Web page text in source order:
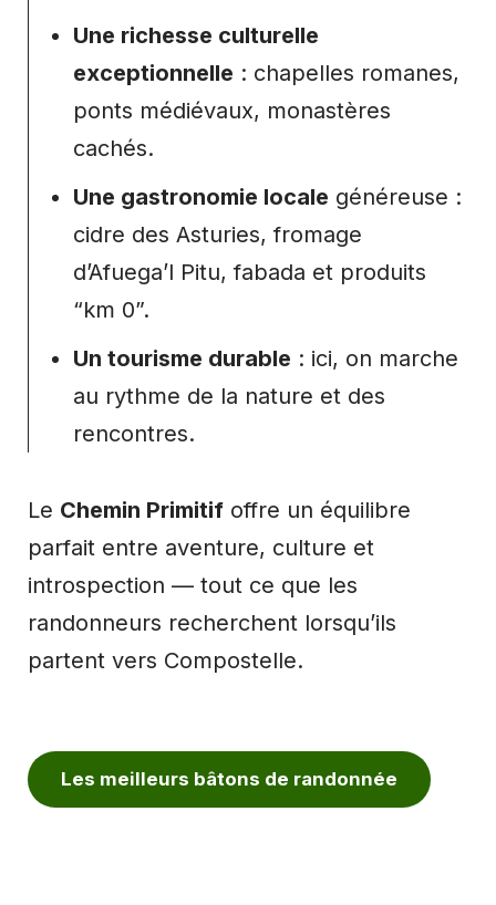
Une richesse culturelle
exceptionnelle : chapelles romanes,
ponts médiévaux, monastères
cachés.
Une gastronomie locale généreuse :
cidre des Asturies, fromage
d’Afuega’l Pitu, fabada et produits
“km 0”.
Un tourisme durable : ici, on marche
au rythme de la nature et des
rencontres.
Le Chemin Primitif offre un équilibre
parfait entre aventure, culture et
introspection — tout ce que les
randonneurs recherchent lorsqu’ils
partent vers Compostelle.
Les meilleurs bâtons de randonnée